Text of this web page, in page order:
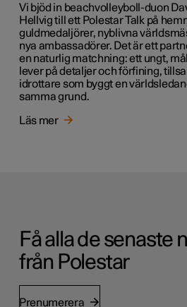
Vi bjöd in beachvolleyboll-duon
Hellvig till ett Polestar Talk på
guldmedaljörer, nyblivna
nya ambassadörer. Det är ett
en naturlig matchning: ett ungt,
lever på detaljer och förfining,
idrottare som byggt en
samma grund.
Läs mer
Få alla de senaste
från Polestar
Prenumerera